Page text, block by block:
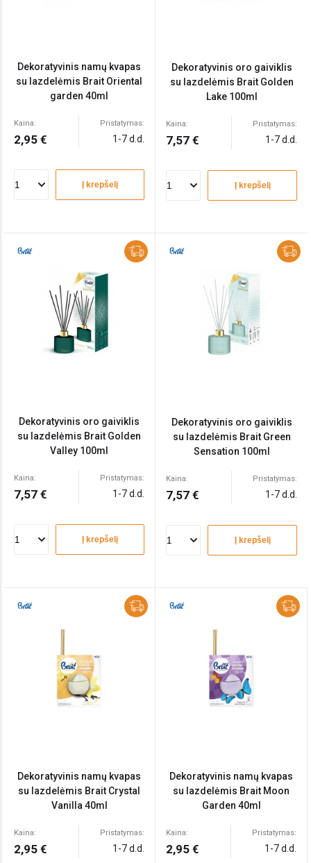
Dekoratyvinis namų kvapas
su lazdelėmis Brait Oriental
garden 40ml
Kaina:
2,95 €
Pristatymas:
1-7 d.d.
Į krepšelį
Dekoratyvinis oro gaiviklis
su lazdelėmis Brait Golden
Lake 100ml
Kaina:
7,57 €
Pristatymas:
1-7 d.d.
Į krepšelį
Dekoratyvinis oro gaiviklis
su lazdelėmis Brait Golden
Valley 100ml
Kaina:
7,57 €
Pristatymas:
1-7 d.d.
Į krepšelį
Dekoratyvinis oro gaiviklis
su lazdelėmis Brait Green
Sensation 100ml
Kaina:
7,57 €
Pristatymas:
1-7 d.d.
Į krepšelį
Dekoratyvinis namų kvapas
su lazdelėmis Brait Crystal
Vanilla 40ml
Kaina:
2,95 €
Pristatymas:
1-7 d.d.
Dekoratyvinis namų kvapas
su lazdelėmis Brait Moon
Garden 40ml
Kaina:
2,95 €
Pristatymas:
1-7 d.d.